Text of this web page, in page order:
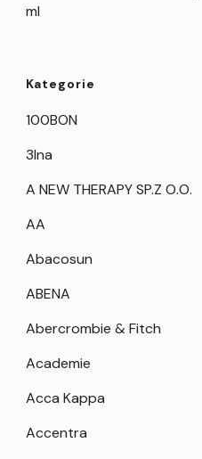
ml
Kategorie
100BON
3Ina
A NEW THERAPY SP.Z O.O.
AA
Abacosun
ABENA
Abercrombie & Fitch
Academie
Acca Kappa
Accentra